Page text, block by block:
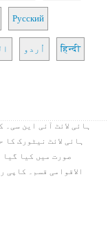
Русский
اُردو हिन्दी
ہائی لائٹ نیٹورک کا
صورت میں کیا